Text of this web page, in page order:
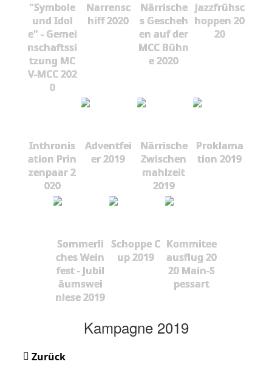
"Symbole
und Idol
e" - Gemei
nschaftssi
tzung MC
V-MCC 202
0
Narrensc
hiff 2020
Närrische
s Gescheh
en auf der
MCC Bühn
e 2020
Jazzfrühsc
hoppen 20
20
Inthronis
ation Prin
zenpaar 2
020
Adventfei
er 2019
Närrische
Zwischen
mahlzeit
2019
Proklama
tion 2019
Sommerli
ches Wein
fest - Jubil
äumswei
nlese 2019
Schoppe C
up 2019
Kommitee
ausflug 20
20 Main-S
pessart
Kampagne 2019
Zurück